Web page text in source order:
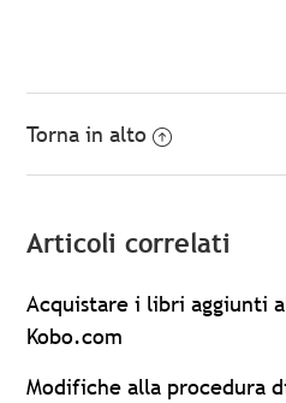
Torna in alto
Articoli correlati
Acquistare i libri aggiunti
Kobo.com
Modifiche alla procedura